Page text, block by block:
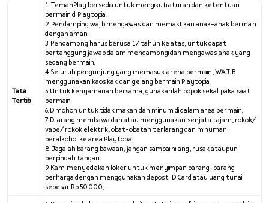
Tata
Tertib
1. TemanPlay bersedia untuk mengikuti aturan dan ketentuan
bermain di Playtopia.
2. Pendamping wajib mengawasi dan memastikan anak-anak bermain
dengan aman.
3. Pendamping harus berusia 17 tahun ke atas, untuk dapat
bertanggung jawab dalam mendampingi dan mengawasi anak yang
sedang bermain.
4. Seluruh pengunjung yang memasuki arena bermain, WAJIB
menggunakan kaos kaki dan gelang bermain Playtopia.
5. Untuk kenyamanan bersama, gunakanlah popok sekali pakai saat
bermain.
6. Dimohon untuk tidak makan dan minum di dalam area bermain.
7. Dilarang membawa dan atau menggunakan: senjata tajam, rokok/
vape/ rokok elektrik, obat-obatan terlarang dan minuman
beralkohol ke area Playtopia.
8. Jagalah barang bawaan, jangan sampai hilang, rusak ataupun
berpindah tangan.
9. Kami menyediakan loker untuk menyimpan barang-barang
berharga dengan menggunakan deposit ID Card atau uang tunai
sebesar Rp 50.000,-